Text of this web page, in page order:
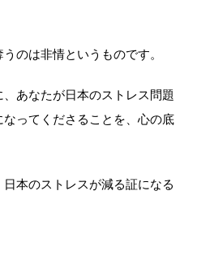
のは非情というものです。
あなたが日本のストレス問題
ってくださることを、心の底
本のストレスが減る証になる